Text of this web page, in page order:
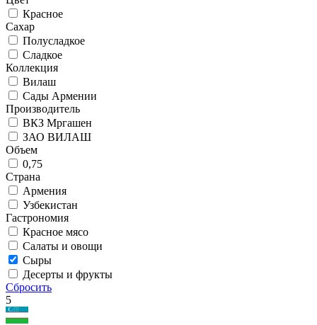
Красное
Сахар
Полусладкое
Сладкое
Коллекция
Вилаш
Сады Армении
Производитель
ВКЗ Мргашен
ЗАО ВИЛАШ
Объем
0,75
Страна
Армения
Узбекистан
Гастрономия
Красное мясо
Салаты и овощи
Сыры
Десерты и фрукты
Сбросить
5